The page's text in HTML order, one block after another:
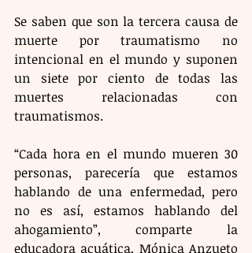
Se saben que son la tercera causa de
muerte por traumatismo no
intencional en el mundo y suponen
un siete por ciento de todas las
muertes relacionadas con
traumatismos.
“Cada hora en el mundo mueren 30
personas, parecería que estamos
hablando de una enfermedad, pero
no es así, estamos hablando del
ahogamiento”, comparte la
educadora acuática, Mónica Anzueto